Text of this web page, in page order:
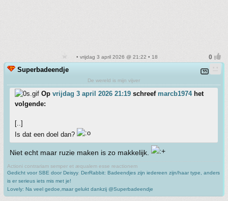
• vrijdag 3 april 2026 @ 21:22 • 18
Superbadeendje
De wereld is mijn vijver
Op vrijdag 3 april 2026 21:19 schreef marcb1974het
volgende:
[..]
Is dat een doel dan?
Niet echt maar ruzie maken is zo makkelijk.
Actioni contrariam semper et æqualem esse reactionem
Gedicht voor SBE door Deisyy, DerRabbit: Badeendjes zijn iedereen zijn/haar type, anders
is er serieus iets mis met je!
Lovely: Na veel gedoe,maar gelukt dankzij @Superbadeendje